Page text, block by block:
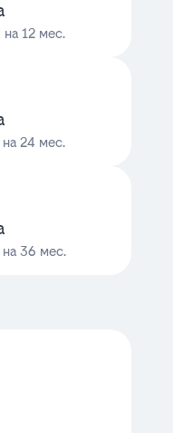
12 мес.
24 мес.
36 мес.